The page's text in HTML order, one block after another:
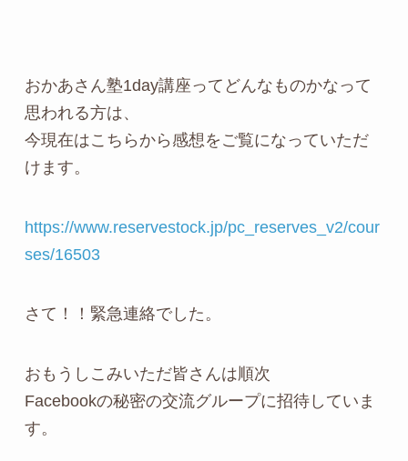
おかあさん塾1day講座ってどんなものかなって
思われる方は、
今現在はこちらから感想をご覧になっていただ
けます。
https://www.reservestock.jp/pc_reserves_v2/cour
ses/16503
さて！！緊急連絡でした。
おもうしこみいただ皆さんは順次
Facebookの秘密の交流グループに招待していま
す。